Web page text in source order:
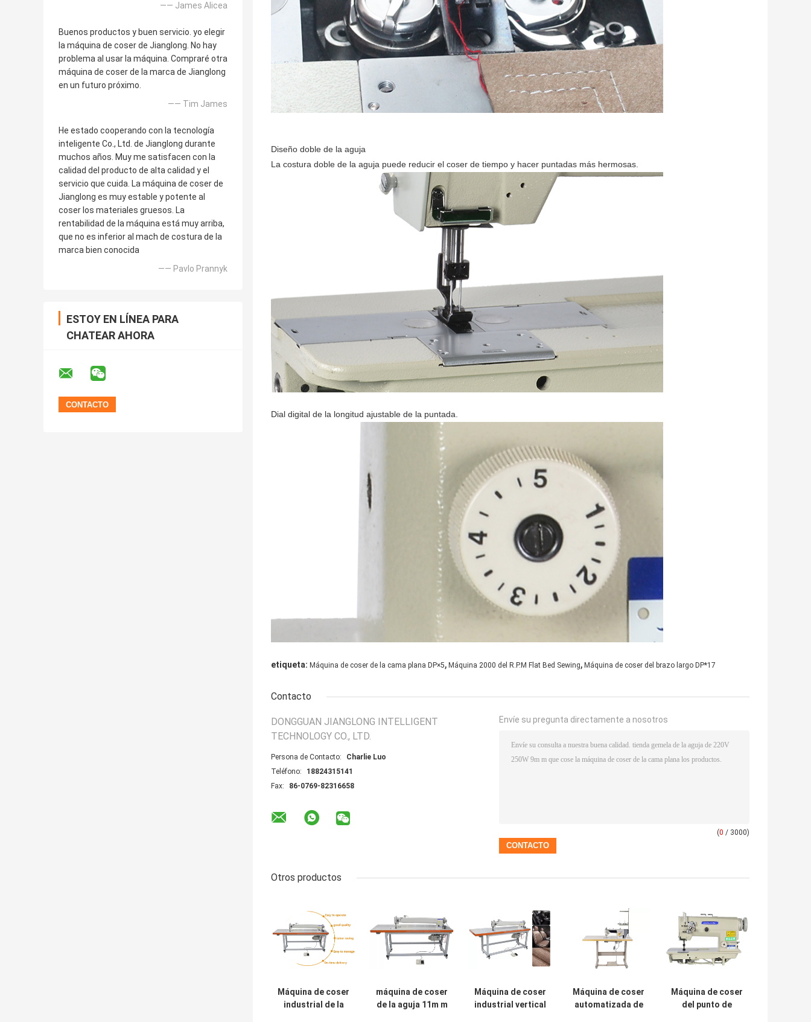
—— James Alicea
Buenos productos y buen servicio. yo elegir
la máquina de coser de Jianglong. No hay
problema al usar la máquina. Compraré otra
máquina de coser de la marca de Jianglong
en un futuro próximo.
—— Tim James
He estado cooperando con la tecnología
inteligente Co., Ltd. de Jianglong durante
muchos años. Muy me satisfacen con la
calidad del producto de alta calidad y el
servicio que cuida. La máquina de coser de
Jianglong es muy estable y potente al
coser los materiales gruesos. La
rentabilidad de la máquina está muy arriba,
que no es inferior al mach de costura de la
marca bien conocida
—— Pavlo Prannyk
ESTOY EN LÍNEA PARA
CHATEAR AHORA
Diseño doble de la aguja
La costura doble de la aguja puede reducir el coser de tiempo y hacer puntadas más hermosas.
Dial digital de la longitud ajustable de la puntada.
etiqueta: Máquina de coser de la cama plana DP×5, Máquina 2000 del R.P.M Flat Bed Sewing, Máquina de coser del brazo largo DP*17
Contacto
DONGGUAN JIANGLONG INTELLIGENT
TECHNOLOGY CO., LTD.
Persona de Contacto:
Charlie Luo
Teléfono:
18824315141
Fax:
86-0769-82316658
Envíe su pregunta directamente a nosotros
(0 / 3000)
Otros productos
Máquina de coser
industrial de la
máquina de coser
de la aguja 11m m
Máquina de coser
industrial vertical
Máquina de coser
automatizada de
Máquina de coser
del punto de